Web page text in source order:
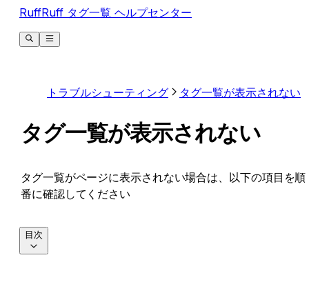
RuffRuff タグ一覧 ヘルプセンター
トラブルシューティング タグ一覧が表示されない
タグ一覧が表示されない
タグ一覧がページに表示されない場合は、以下の項目を順
番に確認してください
目次